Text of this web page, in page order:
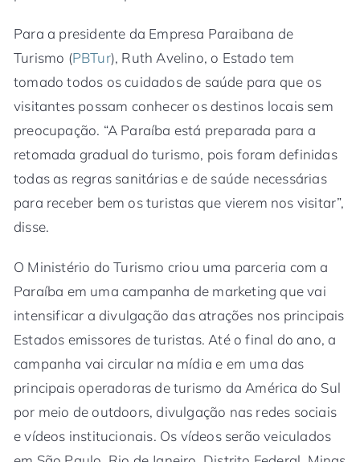
Para a presidente da Empresa Paraibana de
Turismo (PBTur), Ruth Avelino, o Estado tem
tomado todos os cuidados de saúde para que os
visitantes possam conhecer os destinos locais sem
preocupação. “A Paraíba está preparada para a
retomada gradual do turismo, pois foram definidas
todas as regras sanitárias e de saúde necessárias
para receber bem os turistas que vierem nos visitar”,
disse.
O Ministério do Turismo criou uma parceria com a
Paraíba em uma campanha de marketing que vai
intensificar a divulgação das atrações nos principais
Estados emissores de turistas. Até o final do ano, a
campanha vai circular na mídia e em uma das
principais operadoras de turismo da América do Sul
por meio de outdoors, divulgação nas redes sociais
e vídeos institucionais. Os vídeos serão veiculados